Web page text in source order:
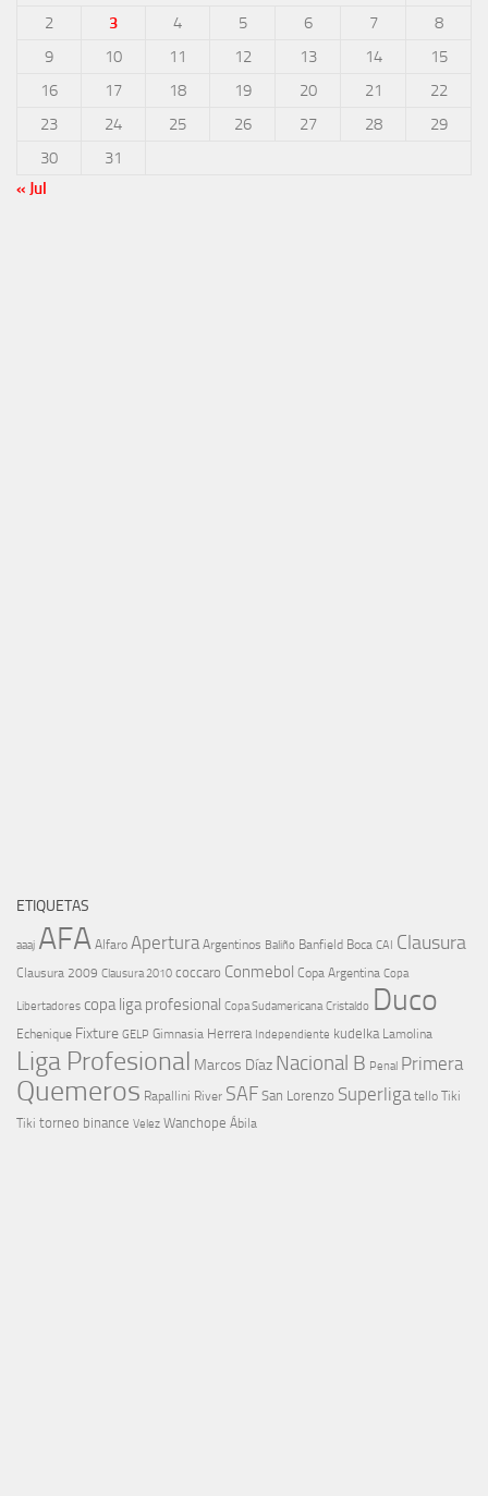
2
3 4 5 6 7
8
9
10 11 12 13 14
15
16
17 18 19 20 21
22
23
24 25 26 27 28
29
30
31
« Jul
ETIQUETAS
aaaj AFA Alfaro Apertura Argentinos Baliño Banfield Boca CAI Clausura
Clausura 2009 Clausura 2010 coccaro Conmebol Copa Argentina Copa
Libertadores copa liga profesional Copa Sudamericana Cristaldo Duco
Echenique Fixture GELP Gimnasia Herrera Independiente kudelka Lamolina
Liga Profesional Marcos Díaz Nacional B Penal Primera
Quemeros Rapallini River SAF San Lorenzo Superliga tello Tiki
Tiki torneo binance Velez Wanchope Ábila